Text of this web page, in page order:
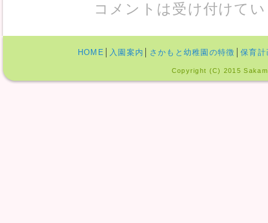
コメントは受け付けて
HOME 入園案内 さかもと幼稚園の特徴 保育計
Copyright (C) 2015